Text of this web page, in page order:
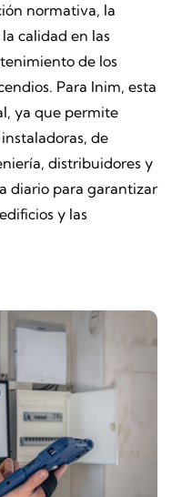
normativa, la
calidad en las
de los
Para Inim, esta
ya que permite
de
distribuidores y
diario para garantizar
y las